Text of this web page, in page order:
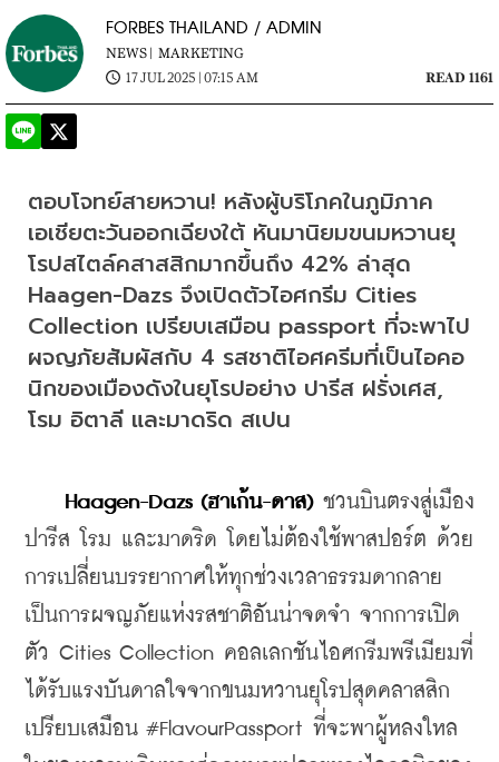
FORBES THAILAND / ADMIN
NEWS | MARKETING
17 JUL 2025 | 07:15 AM
READ 1161
ตอบโจทย์สายหวาน! หลังผู้บริโภคในภูมิภาค
เอเชียตะวันออกเฉียงใต้ หันมานิยมขนมหวานยุ
โรปสไตล์คสาสสิกมากขึ้นถึง 42% ล่าสุด
Haagen-Dazs จึงเปิดตัวไอศกรีม Cities
Collection เปรียบเสมือน passport ที่จะพาไป
ผจญภัยสัมผัสกับ 4 รสชาติไอศครีมที่เป็นไอคอ
นิกของเมืองดังในยุโรปอย่าง ปารีส ฝรั่งเศส,
โรม อิตาลี และมาดริด สเปน
Haagen-Dazs (ฮาเก้น-ดาส) ชวนบินตรงสู่เมือง
ปารีส โรม และมาดริด โดยไม่ต้องใช้พาสปอร์ต ด้วย
การเปลี่ยนบรรยากาศให้ทุกช่วงเวลาธรรมดากลาย
เป็นการผจญภัยแห่งรสชาติอันน่าจดจำ จากการเปิด
ตัว Cities Collection คอลเลกชันไอศกรีมพรีเมียมที่
ได้รับแรงบันดาลใจจากขนมหวานยุโรปสุดคลาสสิก
เปรียบเสมือน #FlavourPassport ที่จะพาผู้หลงใหล